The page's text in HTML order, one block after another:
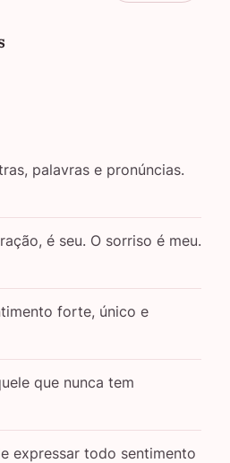
palavras e pronúncias.
é seu. O sorriso é meu.
forte, único e
que nunca tem
expressar todo sentimento